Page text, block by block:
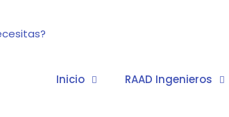
Inicio RAAD Ingenieros